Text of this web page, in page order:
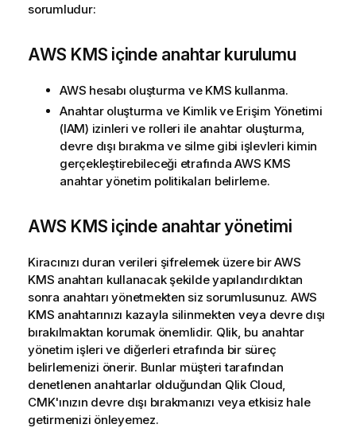
sorumludur:
AWS KMS içinde anahtar kurulumu
AWS hesabı oluşturma ve KMS kullanma.
Anahtar oluşturma ve Kimlik ve Erişim Yönetimi
(IAM) izinleri ve rolleri ile anahtar oluşturma,
devre dışı bırakma ve silme gibi işlevleri kimin
gerçekleştirebileceği etrafında AWS KMS
anahtar yönetim politikaları belirleme.
AWS KMS içinde anahtar yönetimi
Kiracınızı duran verileri şifrelemek üzere birAWS
KMS anahtarı kullanacak şekilde yapılandırdıktan
sonra anahtarı yönetmekten siz sorumlusunuz. AWS
KMS anahtarınızı kazayla silinmekten veya devre dışı
bırakılmaktan korumak önemlidir. Qlik, bu anahtar
yönetim işleri ve diğerleri etrafında bir süreç
belirlemenizi önerir. Bunlar müşteri tarafından
denetlenen anahtarlar olduğundan Qlik Cloud,
CMK'ınızın devre dışı bırakmanızı veya etkisiz hale
getirmenizi önleyemez.